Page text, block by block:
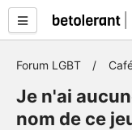
Forum LGBT
Je n'ai
nom de ce